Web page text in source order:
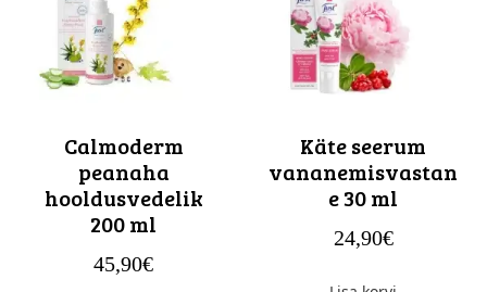
Calmoderm
peanaha
hooldusvedelik
200 ml
€
45,90
Käte seerum
vananemisvastan
e 30 ml
€
24,90